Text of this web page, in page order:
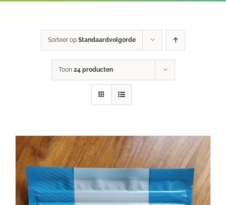
Sorteer op Standaardvolgorde
Toon 24 producten